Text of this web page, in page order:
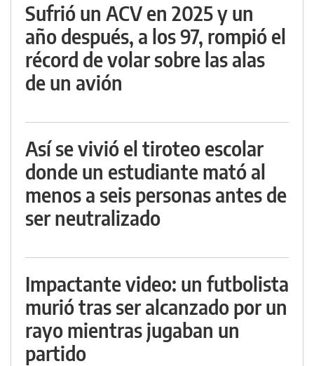
Sufrió un ACV en 2025 y un
año después, a los 97, rompió el
récord de volar sobre las alas
de un avión
Así se vivió el tiroteo escolar
donde un estudiante mató al
menos a seis personas antes de
ser neutralizado
Impactante video: un futbolista
murió tras ser alcanzado por un
rayo mientras jugaban un
partido